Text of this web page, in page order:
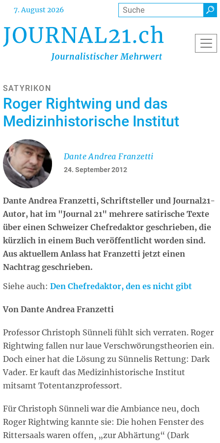
Direkt
Inhalt
7. August 2026 Suche
SATYRIKON
Roger Rightwing und das
Medizinhistorische Institut
24. September 2012
Dante Andrea Franzetti
Dante Andrea Franzetti, Schriftsteller und Journal21-
Autor, hat im "Journal 21" mehrere satirische Texte
über einen Schweizer Chefredaktor geschrieben, die
kürzlich in einem Buch veröffentlicht worden sind.
Aus aktuellem Anlass hat Franzetti jetzt einen
Nachtrag geschrieben.
Siehe auch: Den Chefredaktor, den es nicht gibt
Von Dante Andrea Franzetti
Professor Christoph Sünneli fühlt sich verraten. Roger
Rightwing fallen nur laue Verschwörungstheorien ein.
Doch einer hat die Lösung zu Sünnelis Rettung: Dark
Vader. Er kauft das Medizinhistorische Institut
mitsamt Totentanzprofessort.
Für Christoph Sünneli war die Ambiance neu, doch
Roger Rightwing kannte sie: Die hohen Fenster des
Rittersaals waren offen, „zur Abhärtung“ (Dark